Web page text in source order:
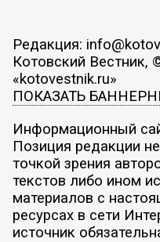
Редакция:
Котовский Вестник,
«kotovestnik.ru»
ПОКАЗАТЬ
Информационный
Позиция редакции
точкой зрения
текстов либо ином
материалов с
ресурсах в сети
источник